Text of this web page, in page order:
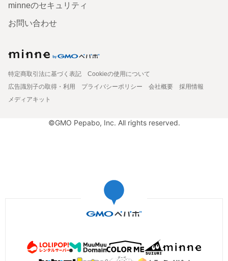
minneのセキュリティ
お問い合わせ
特定商取引法に基づく表記
Cookieの使用について
広告識別子の取得・利用
プライバシーポリシー 会社概要
採用情報
メディアキット
©GMO Pepabo, Inc. All rights reserved.